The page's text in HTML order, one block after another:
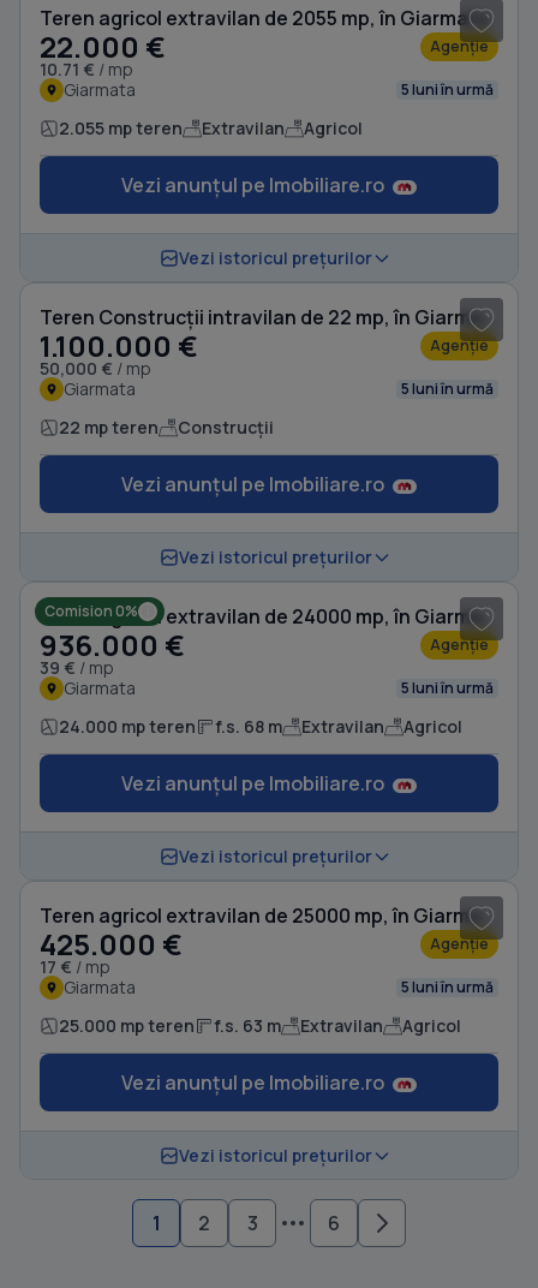
Teren agricol extravilan de 2055 mp, în Giarmata
22.000 €
10.71 € / mp
Agenție
Giarmata 5 luni în urmă
2.055 mp teren Extravilan Agricol
Vezi anunțul pe Imobiliare.ro
Vezi istoricul prețurilor
Teren Construcții intravilan de 22 mp, în Giarmata
1.100.000 €
50,000 € / mp
Agenție
Giarmata 5 luni în urmă
22 mp teren Construcții
Vezi anunțul pe Imobiliare.ro
Vezi istoricul prețurilor
Comision 0% Teren agricol extravilan de 24000 mp, în Giarmata
936.000 €
39 € / mp
Agenție
Giarmata 5 luni în urmă
24.000 mp teren f.s. 68 m Extravilan Agricol
Vezi anunțul pe Imobiliare.ro
Vezi istoricul prețurilor
Teren agricol extravilan de 25000 mp, în Giarmata
425.000 €
17 € / mp
Agenție
Giarmata 5 luni în urmă
25.000 mp teren f.s. 63 m Extravilan Agricol
Vezi anunțul pe Imobiliare.ro
Vezi istoricul prețurilor
1 2 3 6